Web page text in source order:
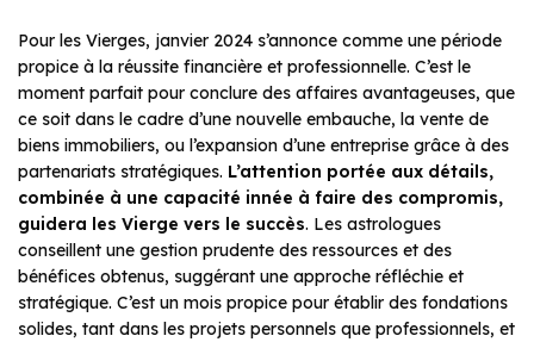
Pour les Vierges, janvier 2024 s’annonce comme une période
propice à la réussite financière et professionnelle. C’est le
moment parfait pour conclure des affaires avantageuses, que
ce soit dans le cadre d’une nouvelle embauche, la vente de
biens immobiliers, ou l’expansion d’une entreprise grâce à des
partenariats stratégiques. L’attention portée aux détails,
combinée à une capacité innée à faire des compromis,
guidera les Vierge vers le succès. Les astrologues
conseillent une gestion prudente des ressources et des
bénéfices obtenus, suggérant une approche réfléchie et
stratégique. C’est un mois propice pour établir des fondations
solides, tant dans les projets personnels que professionnels, et